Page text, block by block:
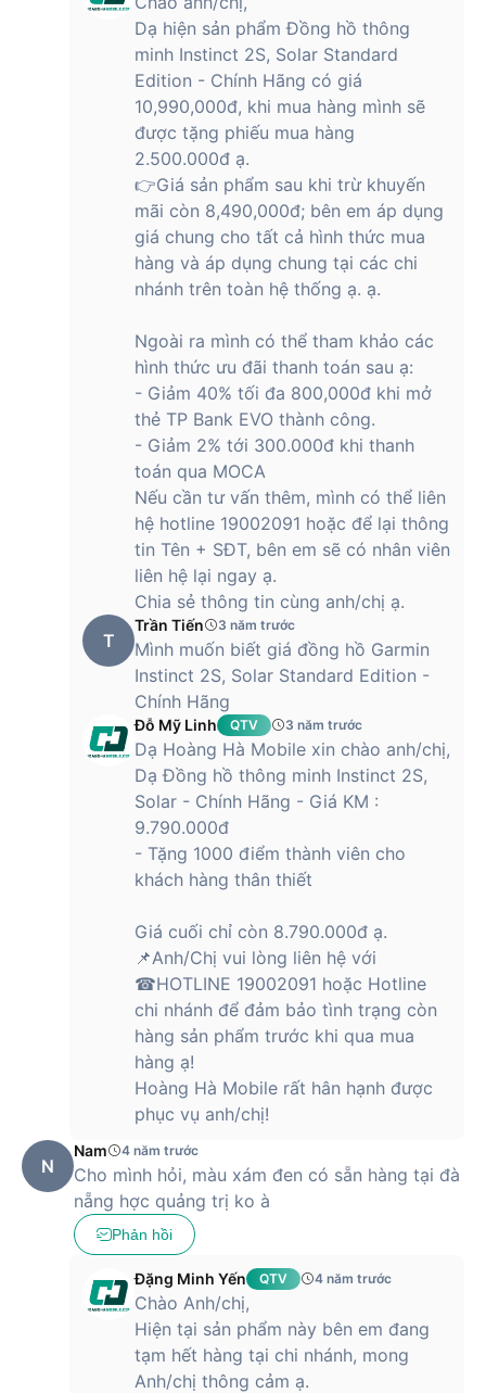
Dạ hiện sản phẩm Đồng hồ thông
minh Instinct 2S, Solar Standard
Edition - Chính Hãng có giá
10,990,000đ, khi mua hàng mình sẽ
được tặng phiếu mua hàng
2.500.000đ ạ.
👉Giá sản phẩm sau khi trừ khuyến
mãi còn 8,490,000đ; bên em áp dụng
giá chung cho tất cả hình thức mua
hàng và áp dụng chung tại các chi
nhánh trên toàn hệ thống ạ. ạ.
Ngoài ra mình có thể tham khảo các
hình thức ưu đãi thanh toán sau ạ:
- Giảm 40% tối đa 800,000đ khi mở
thẻ TP Bank EVO thành công.
- Giảm 2% tới 300.000đ khi thanh
toán qua MOCA
Nếu cần tư vấn thêm, mình có thể liên
hệ hotline 19002091 hoặc để lại thông
tin Tên + SĐT, bên em sẽ có nhân viên
liên hệ lại ngay ạ.
Chia sẻ thông tin cùng anh/chị ạ.
T
Trần Tiến 3 năm trước
Mình muốn biết giá đồng hồ Garmin
Instinct 2S, Solar Standard Edition -
Chính Hãng
Đỗ Mỹ Linh QTV 3 năm trước
Dạ Hoàng Hà Mobile xin chào anh/chị,
Dạ Đồng hồ thông minh Instinct 2S,
Solar - Chính Hãng - Giá KM :
9.790.000đ
- Tặng 1000 điểm thành viên cho
khách hàng thân thiết
Giá cuối chỉ còn 8.790.000đ ạ.
📌Anh/Chị vui lòng liên hệ với
☎HOTLINE 19002091 hoặc Hotline
chi nhánh để đảm bảo tình trạng còn
hàng sản phẩm trước khi qua mua
hàng ạ!
Hoàng Hà Mobile rất hân hạnh được
phục vụ anh/chị!
N
Nam 4 năm trước
Cho mình hỏi, màu xám đen có sẵn hàng tại đà
nẵng hợc quảng trị ko à
Phản hồi
Đặng Minh Yến QTV 4 năm trước
Chào Anh/chị,
Hiện tại sản phẩm này bên em đang
tạm hết hàng tại chi nhánh, mong
Anh/chị thông cảm ạ.